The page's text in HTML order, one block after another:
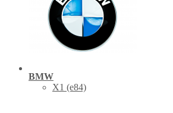
BMW
X1 (е84)